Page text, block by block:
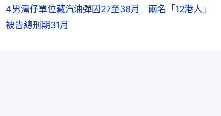
4男灣仔單位藏汽油彈囚27至38月 兩名「12港人」
被告總刑期31月